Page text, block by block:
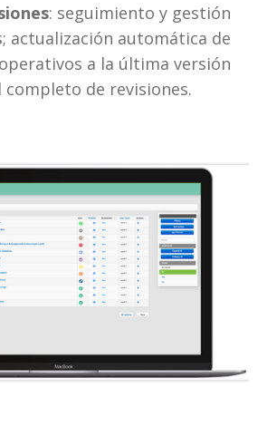
: seguimiento y gestión
actualización automática de
a la última versión
de revisiones.